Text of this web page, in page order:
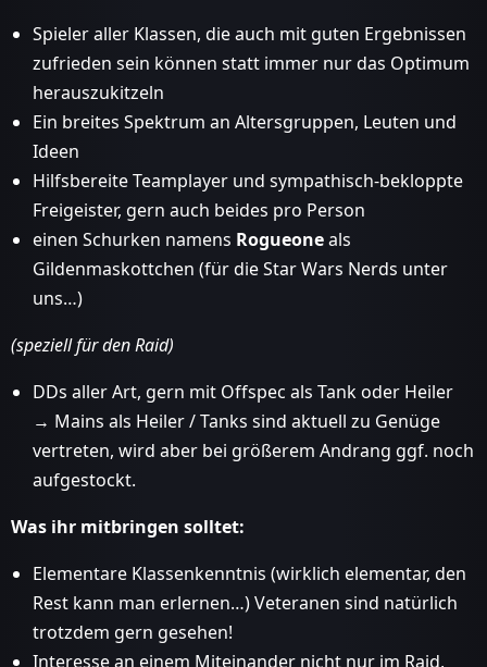
Spieler aller Klassen, die auch mit guten Ergebnissen
zufrieden sein können statt immer nur das Optimum
herauszukitzeln
Ein breites Spektrum an Altersgruppen, Leuten und
Ideen
Hilfsbereite Teamplayer und sympathisch-bekloppte
Freigeister, gern auch beides pro Person
einen Schurken namens Rogueoneals
Gildenmaskottchen (für die Star Wars Nerds unter
uns…)
(speziell für den Raid)
DDs aller Art, gern mit Offspec als Tank oder Heiler
→ Mains als Heiler / Tanks sind aktuell zu Genüge
vertreten, wird aber bei größerem Andrang ggf. noch
aufgestockt.
Was ihr mitbringen solltet:
Elementare Klassenkenntnis (wirklich elementar, den
Rest kann man erlernen…) Veteranen sind natürlich
trotzdem gern gesehen!
Interesse an einem Miteinander nicht nur im Raid,